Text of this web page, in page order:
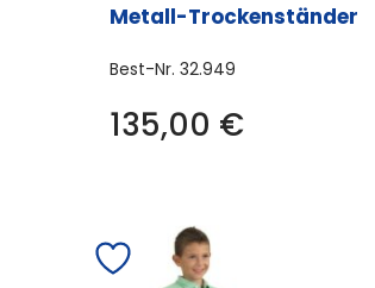
Metall-Trockenständer
Best-Nr. 32.949
135,00 €